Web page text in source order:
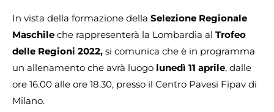
In vista della formazione della Selezione Regionale
Maschile che rappresenterà la Lombardia al Trofeo
delle Regioni 2022, si comunica che è in programma
un allenamento che avrà luogo lunedì 11 aprile, dalle
ore 16.00 alle ore 18.30, presso il Centro Pavesi Fipav di
Milano.